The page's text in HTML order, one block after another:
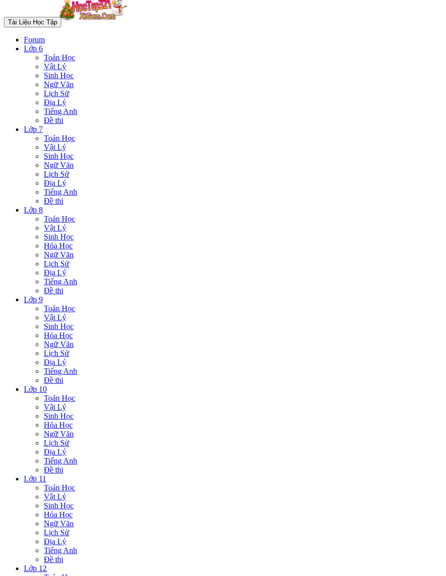
Tài Liệu Học Tập
Forum
Lớp 6
Toán Học
Vật Lý
Sinh Học
Ngữ Văn
Lịch Sử
Địa Lý
Tiếng Anh
Đề thi
Lớp 7
Toán Học
Vật Lý
Sinh Học
Ngữ Văn
Lịch Sử
Địa Lý
Tiếng Anh
Đề thi
Lớp 8
Toán Học
Vật Lý
Sinh Học
Hóa Học
Ngữ Văn
Lịch Sử
Địa Lý
Tiếng Anh
Đề thi
Lớp 9
Toán Học
Vật Lý
Sinh Học
Hóa Học
Ngữ Văn
Lịch Sử
Địa Lý
Tiếng Anh
Đề thi
Lớp 10
Toán Học
Vật Lý
Sinh Học
Hóa Học
Ngữ Văn
Lịch Sử
Địa Lý
Tiếng Anh
Đề thi
Lớp 11
Toán Học
Vật Lý
Sinh Học
Hóa Học
Ngữ Văn
Lịch Sử
Địa Lý
Tiếng Anh
Đề thi
Lớp 12